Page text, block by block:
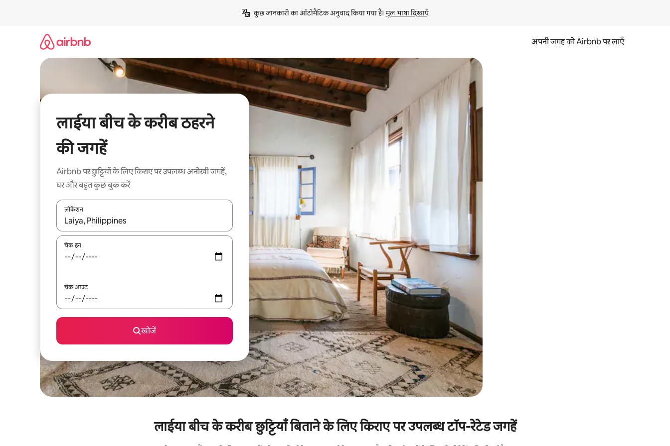
कुछ जानकारी का ऑटोमैटिक अनुवाद किया गया है। मूल भाषा दिखाएँ
अपनी जगह को Airbnb पर लाएँ
लाईया बीच के करीब ठहरने
की जगहें
Airbnb पर छुट्टियों के लिए किराए पर उपलब्ध अनोखी जगहें,
घर और बहुत कुछ बुक करें
लोकेशन
नतीजों के उपलब्ध होने पर, अप और डाउन 'ऐरो की' का इस्तेमाल करके नेविगेट करें या टच या फिर स्वाइप जेस्चर का इस्तेमाल करके एक्सप्लोर करें।
चेक इन
चेक आउट
खोजें
लाईया बीच के करीब छुट्टियाँ बिताने के लिए किराए पर उपलब्ध टॉप-रेटेड जगहें